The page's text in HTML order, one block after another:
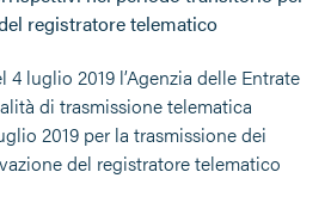
registratore telematico
luglio 2019 l’Agenzia delle Entrate
di trasmissione telematica
2019 per la trasmissione dei
del registratore telematico